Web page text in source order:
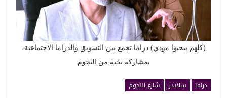
(كلهم بيحبوا مودي) دراما تجمع بين التشويق والدراما الاجتماعية،
بمشاركة نخبة من النجوم
دراما سلايدر
شارع النجوم